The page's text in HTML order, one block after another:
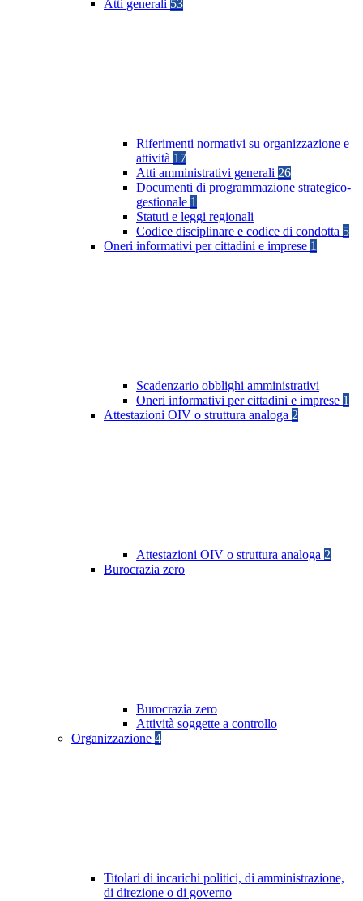
Atti generali 53
Riferimenti normativi su organizzazione e
attività 17
Atti amministrativi generali 26
Documenti di programmazione strategico-
gestionale 1
Statuti e leggi regionali
Codice disciplinare e codice di condotta 5
Oneri informativi per cittadini e imprese 1
Scadenzario obblighi amministrativi
Oneri informativi per cittadini e imprese 1
Attestazioni OIV o struttura analoga 2
Attestazioni OIV o struttura analoga 2
Burocrazia zero
Burocrazia zero
Attività soggette a controllo
Organizzazione 4
Titolari di incarichi politici, di amministrazione,
di direzione o di governo